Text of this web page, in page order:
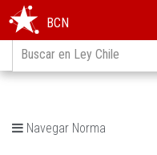
BCN
Navegar Norma